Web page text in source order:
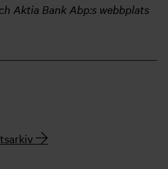
Aktia Bank Abp:s webbplats